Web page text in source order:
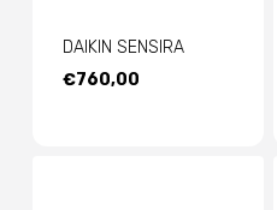
DAIKIN SENSIRA
€760,00